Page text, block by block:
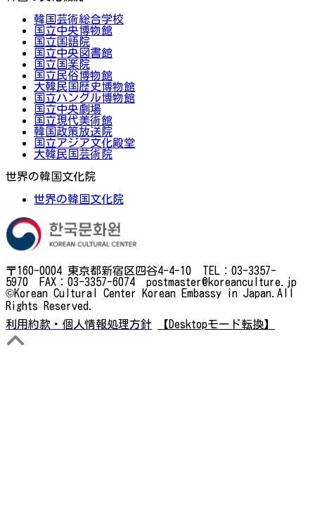
韓国芸術総合学校
国立中央博物館
国立国語院
国立中央図書館
国立国楽院
国立民俗博物館
大韓民国歴史博物館
国立ハングル博物館
国立中央劇場
国立現代美術館
韓国政策放送院
国立アジア文化殿堂
大韓民国芸術院
世界の韓国文化院
世界の韓国文化院
〒160-0004 東京都新宿区四谷4-4-10 TEL：03-3357-
5970 FAX：03-3357-6074 postmaster@koreanculture.jp
©Korean Cultural Center Korean Embassy in Japan.All
Rights Reserved.
利用約款・個人情報処理方針
【Desktopモード転換】